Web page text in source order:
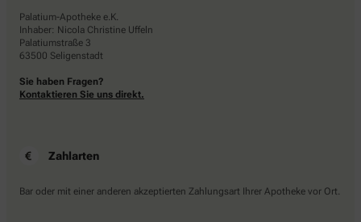
Palatium-Apotheke e.K.
Inhaber: Nicola Christine Uffeln
Palatiumstraße 3
63500 Seligenstadt
Sie haben Fragen?
Kontaktieren Sie uns direkt.
Zahlarten
Bar oder mit einer anderen akzeptierten Zahlungsart Ihrer Apotheke vor Ort.